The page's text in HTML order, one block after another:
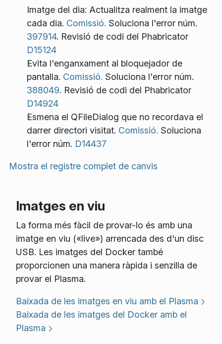
Imatge del dia: Actualitza realment la imatge
cada dia. Comissió. Soluciona l'error núm.
397914. Revisió de codi del Phabricator
D15124
Evita l'enganxament al bloquejador de
pantalla. Comissió. Soluciona l'error núm.
388049. Revisió de codi del Phabricator
D14924
Esmena el QFileDialog que no recordava el
darrer directori visitat. Comissió. Soluciona
l'error núm. D14437
Mostra el registre complet de canvis
Imatges en viu
La forma més fàcil de provar-lo és amb una
imatge en viu («live») arrencada des d'un disc
USB. Les imatges del Docker també
proporcionen una manera ràpida i senzilla de
provar el Plasma.
Baixada de les imatges en viu amb el Plasma
Baixada de les imatges del Docker amb el
Plasma